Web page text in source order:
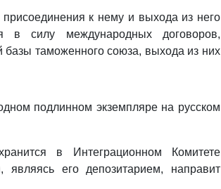
к нему и выхода из него
в силу международных договоров,
таможенного союза, выхода из них
подлинном экземпляре на русском
в Интеграционном Комитете
являясь его депозитарием, направит